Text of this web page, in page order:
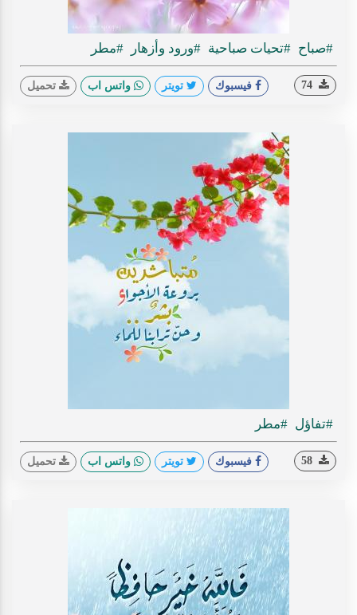
#صباح #تحيات صباحية #ورود وأزهار #مطر
فيسبوك تويتر واتس اب تحميل
#تفاؤل #مطر
فيسبوك تويتر واتس اب تحميل